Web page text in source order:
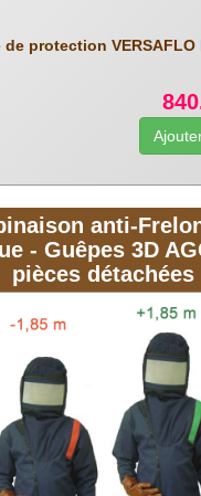
de protection VERSAFLO
anti-
- Guêpes 3D
pièces détachées